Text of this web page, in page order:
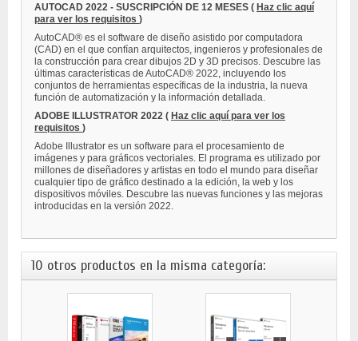
AUTOCAD 2022 - SUSCRIPCIÓN DE 12 MESES ( Haz clic aquí
para ver los requisitos )
AutoCAD® es el software de diseño asistido por computadora
(CAD) en el que confían arquitectos, ingenieros y profesionales de
la construcción para crear dibujos 2D y 3D precisos. Descubre las
últimas características de AutoCAD® 2022, incluyendo los
conjuntos de herramientas específicas de la industria, la nueva
función de automatización y la información detallada.
ADOBE ILLUSTRATOR 2022 ( Haz clic aquí para ver los
requisitos )
Adobe Illustrator es un software para el procesamiento de
imágenes y para gráficos vectoriales. El programa es utilizado por
millones de diseñadores y artistas en todo el mundo para diseñar
cualquier tipo de gráfico destinado a la edición, la web y los
dispositivos móviles. Descubre las nuevas funciones y las mejoras
introducidas en la versión 2022.
10 otros productos en la misma categoría: